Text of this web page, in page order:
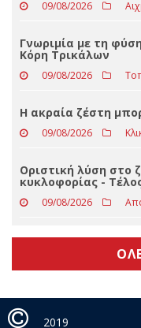
09/08/2026
Μεταγραφικός
καλοκαίρι
09/08/2026
Γνωριμία με τη
Κόρη Τρικάλων
Η ακραία ζέστη
09/08/2026
Οριστική λύση στο
κυκλοφορίας -
09/08/2026